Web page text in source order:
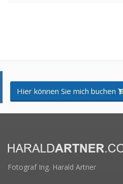
Hier können Sie mich buchen
Fotograf Ing. Harald Artner